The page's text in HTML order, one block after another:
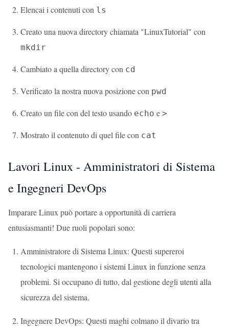
Elencai i contenuti con ls
Creato una nuova directory chiamata "LinuxTutorial" con
mkdir
Cambiato a quella directory con cd
Verificato la nostra nuova posizione con pwd
Creato un file con del testo usando echo e >
Mostrato il contenuto di quel file con cat
Lavori Linux - Amministratori di Sistema
e Ingegneri DevOps
Imparare Linux può portare a opportunità di carriera
entusiasmanti! Due ruoli popolari sono:
Amministratore di Sistema Linux: Questi supereroi
tecnologici mantengono i sistemi Linux in funzione senza
problemi. Si occupano di tutto, dal gestione degli utenti alla
sicurezza del sistema.
Ingegnere DevOps: Questi maghi colmano il divario tra